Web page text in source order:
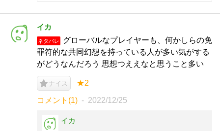
イカ
ネタバレ
グローバルなプレイヤーも、何かしらの免
罪符的な共同幻想を持っている人が多い気がする
がどうなんだろう 思想つええなと思うこと多い
ナイス ★2
コメント(1) 2022/12/25
イカ